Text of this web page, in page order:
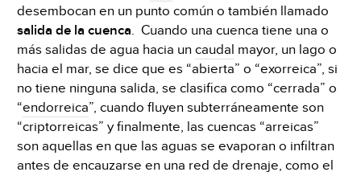
desembocan en un punto común o también llamado
salida de la cuenca. Cuando una cuenca tiene una o
más salidas de agua hacia uncaudal mayor, un lago o
hacia el mar, se dice que es “abierta” o “exorreica”, si
no tiene ninguna salida, se clasifica como “cerrada” o
“endorreica”, cuando fluyen subterráneamente son
“criptorreicas” y finalmente, las cuencas “arreicas”
son aquellas en que las aguas se evaporan o infiltran
antes de encauzarse en una red dedrenaje, como el